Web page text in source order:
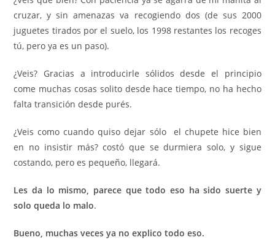
cruzar, y sin amenazas va recogiendo dos (de sus 2000
juguetes tirados por el suelo, los 1998 restantes los recoges
tú, pero ya es un paso).
¿Veis? Gracias a introducirle sólidos desde el principio
come muchas cosas solito desde hace tiempo, no ha hecho
falta transición desde purés.
¿Veis como cuando quiso dejar sólo el chupete hice bien
en no insistir más? costó que se durmiera solo, y sigue
costando, pero es pequeño, llegará.
Les da lo mismo, parece que todo eso ha sido suerte y
solo queda lo malo.
Bueno, muchas veces ya no explico todo eso.